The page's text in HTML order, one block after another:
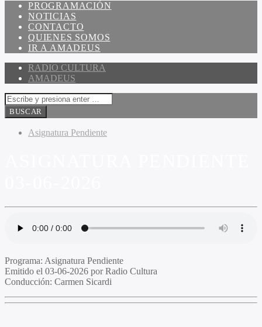
PROGRAMACIÓN
NOTICIAS
CONTACTO
QUIENES SOMOS
IR A AMADEUS
RADIO CULTURA
AMADEUS
Asignatura Pendiente
Programa: Asignatura Pendiente
Emitido el 03-06-2026 por Radio Cultura
Conducción: Carmen Sicardi